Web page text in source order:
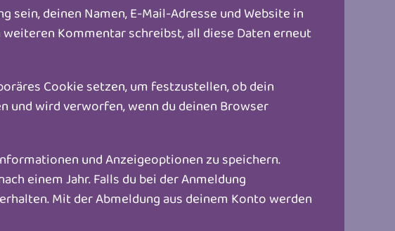
sein, deinen Namen, E-Mail-Adresse und Website in
Kommentar schreibst, all diese Daten erneut
Cookie setzen, um festzustellen, ob dein
und wird verworfen, wenn du deinen Browser
und Anzeigeoptionen zu speichern.
einem Jahr. Falls du bei der Anmeldung
Mit der Abmeldung aus deinem Konto werden